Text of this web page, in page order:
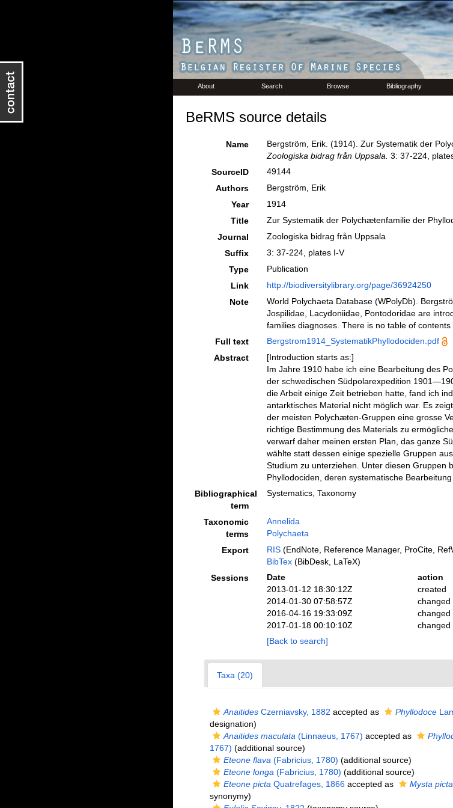
About Search Browse Bibliography
BeRMS source details
Name
Bergström, Erik. (1914). Zur Systematik der
Zoologiska bidrag från Uppsala. 3: 37-224,
SourceID
49144
Authors
Bergström, Erik
Year
1914
Title
Zur Systematik der Polychætenfamilie der
Journal
Zoologiska bidrag från Uppsala
Suffix
3: 37-224, plates I-V
Type
Publication
Link
http://biodiversitylibrary.org/page/36924250
Note
World Polychaeta Database (WPolyDb).
Jospilidae, Lacydoniidae, Pontodoridae are
families diagnoses. There is no table of contents
Full text
Bergstrom1914_SystematikPhyllodociden.pdf
Abstract
[Introduction starts as:]
Im Jahre 1910 habe ich eine Bearbeitung des
der schwedischen Südpolarexpedition
die Arbeit einige Zeit betrieben hatte, fand ich
antarktisches Material nicht möglich war. Es
der meisten Polychæten-Gruppen eine grosse
richtige Bestimmung des Materials zu
verwarf daher meinen ersten Plan, das ganze
wählte statt dessen einige spezielle Gruppen
Studium zu unterziehen. Unter diesen Gruppen
Phyllodociden, deren systematische
Bibliographical
term
Systematics, Taxonomy
Taxonomic
terms
Annelida
Polychaeta
Export
RIS(EndNote, Reference Manager, ProCite,
BibTex(BibDesk, LaTeX)
Sessions
Date action
2013-01-12 18:30:12Z
created
2014-01-30 07:58:57Z
changed
2016-04-16 19:33:09Z
changed
2017-01-18 00:10:10Z
changed
[Back to search]
Taxa (20)
AnaitidesCzerniavsky, 1882 accepted as Phyllodoce
designation)
Anaitides maculata (Linnaeus, 1767) accepted as
1767) (additional source)
Eteone flava (Fabricius, 1780) (additional source)
Eteone longa (Fabricius, 1780) (additional source)
Eteone picta Quatrefages, 1866accepted as Mysta picta
synonymy)